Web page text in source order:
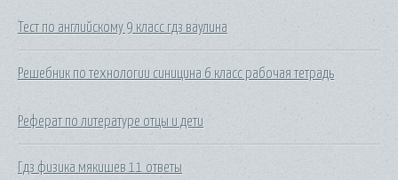
Тест по английскому 9 класс гдз ваулина
Решебник по технологии синицина 6 класс рабочая тетрадь
Реферат по литературе отцы и дети
Гдз физика мякишев 11 ответы